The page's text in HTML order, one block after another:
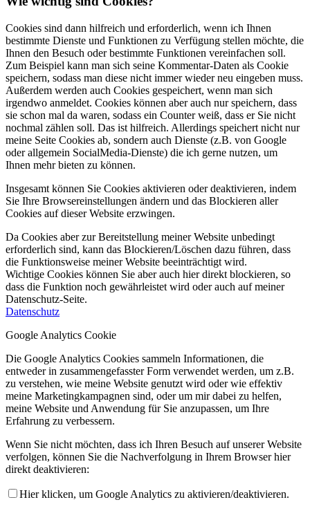
Cookies sind dann hilfreich und erforderlich, wenn ich Ihnen
bestimmte Dienste und Funktionen zu Verfügung stellen möchte, die
Ihnen den Besuch oder bestimmte Funktionen vereinfachen soll.
Zum Beispiel kann man sich seine Kommentar-Daten als Cookie
speichern, sodass man diese nicht immer wieder neu eingeben muss.
Außerdem werden auch Cookies gespeichert, wenn man sich
irgendwo anmeldet. Cookies können aber auch nur speichern, dass
sie schon mal da waren, sodass ein Counter weiß, dass er Sie nicht
nochmal zählen soll. Das ist hilfreich. Allerdings speichert nicht nur
meine Seite Cookies ab, sondern auch Dienste (z.B. von Google
oder allgemein SocialMedia-Dienste) die ich gerne nutzen, um
Ihnen mehr bieten zu können.
Insgesamt können Sie Cookies aktivieren oder deaktivieren, indem
Sie Ihre Browsereinstellungen ändern und das Blockieren aller
Cookies auf dieser Website erzwingen.
Da Cookies aber zur Bereitstellung meiner Website unbedingt
erforderlich sind, kann das Blockieren/Löschen dazu führen, dass
die Funktionsweise meiner Website beeinträchtigt wird.
Wichtige Cookies können Sie aber auch hier direkt blockieren, so
dass die Funktion noch gewährleistet wird oder auch auf meiner
Datenschutz-Seite.
Datenschutz
Google Analytics Cookie
Die Google Analytics Cookies sammeln Informationen, die
entweder in zusammengefasster Form verwendet werden, um z.B.
zu verstehen, wie meine Website genutzt wird oder wie effektiv
meine Marketingkampagnen sind, oder um mir dabei zu helfen,
meine Website und Anwendung für Sie anzupassen, um Ihre
Erfahrung zu verbessern.
Wenn Sie nicht möchten, dass ich Ihren Besuch auf unserer Website
verfolgen, können Sie die Nachverfolgung in Ihrem Browser hier
direkt deaktivieren:
Hier klicken, um Google Analytics zu aktivieren/deaktivieren.